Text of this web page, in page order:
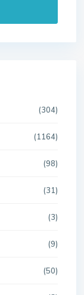
(304)
(1164)
(98)
(31)
(3)
(9)
(50)